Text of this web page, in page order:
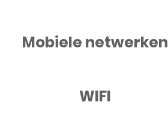
Mobiele netwerken
WIFI